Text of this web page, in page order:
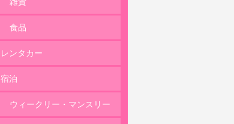
食品
レンタカー
宿泊
ウィークリー・マンスリー